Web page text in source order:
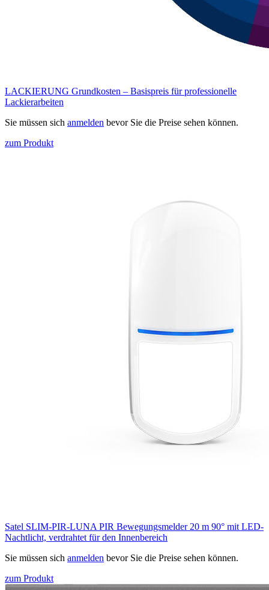
LACKIERUNG Grundkosten – Basispreis für professionelle
Lackierarbeiten
Sie müssen sich anmelden bevor Sie die Preise sehen können.
zum Produkt
Satel SLIM-PIR-LUNA PIR Bewegungsmelder 20 m 90° mit LED-
Nachtlicht, verdrahtet für den Innenbereich
Sie müssen sich anmelden bevor Sie die Preise sehen können.
zum Produkt